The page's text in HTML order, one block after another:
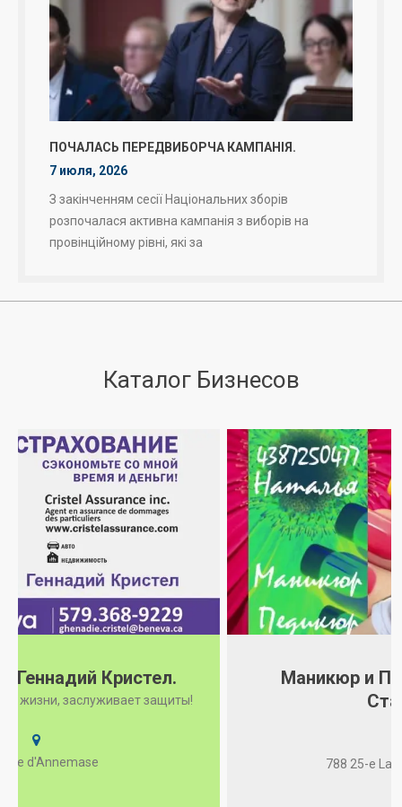
ПОЧАЛАСЬ ПЕРЕДВИБОРЧА КАМПАНІЯ.
7 июля, 2026
З закінченням сесії Національних зборів
розпочалася активна кампанія з виборів на
провінційному рівні, які за
Каталог Бизнесов
Маникюр и педикюр аппаратный и классический для
женщин и мужчин!!!! Цена на маникюр: 25-40 CAD
Маникюр и Педикюр. Наталья
Станчева.